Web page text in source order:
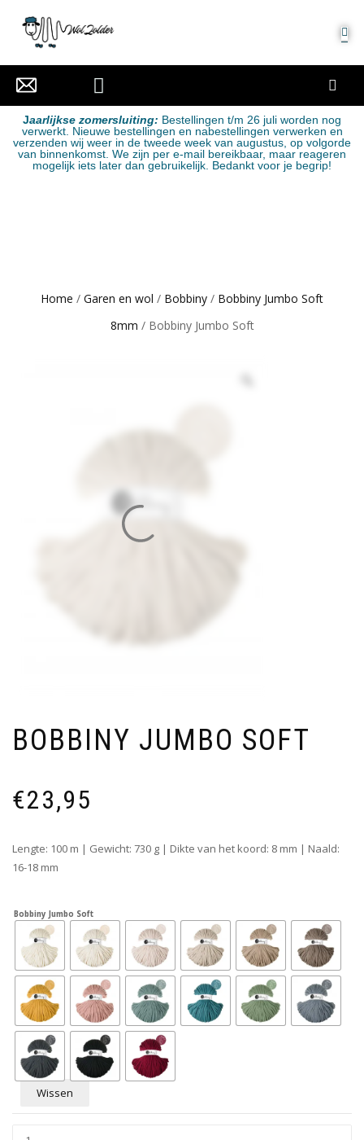
Jaarlijkse zomersluiting: Bestellingen t/m 26 juli worden nog
verwerkt. Nieuwe bestellingen en nabestellingen verwerken en
verzenden wij weer in de tweede week van augustus, op volgorde
van binnenkomst. We zijn per e-mail bereikbaar, maar reageren
mogelijk iets later dan gebruikelijk. Bedankt voor je begrip!
Home / Garen en wol / Bobbiny / Bobbiny Jumbo Soft
8mm / Bobbiny Jumbo Soft
BOBBINY JUMBO SOFT
€23,95
Lengte: 100 m | Gewicht: 730 g | Dikte van het koord: 8 mm | Naald:
16-18 mm
Bobbiny Jumbo Soft
Wissen